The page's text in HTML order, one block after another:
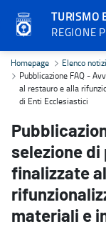
TURISMO
REGIONE
Pubblicazione FAQ -
Homepage
Elenco
Pubblicazione FAQ -
al restauro e alla
di Enti Ecclesiastici
selezione
finalizzate
materiali e